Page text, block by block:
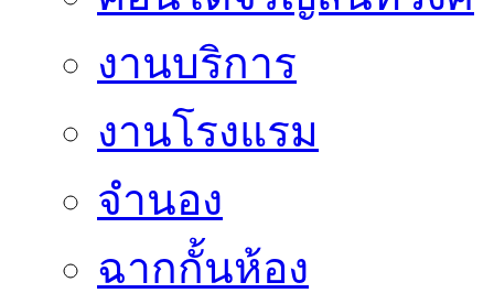
งานบริการ
งานโรงแรม
จำนอง
ฉากกั้นห้อง